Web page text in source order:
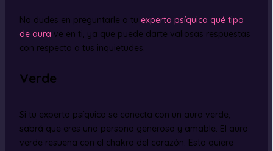
No dudes en preguntarle a tu experto psíquico qué tipo
de aura ve en ti, ya que puede darte valiosas respuestas
con respecto a tus inquietudes.
Verde
Si tu experto psíquico se conecta con un aura verde,
sabrá que eres una persona generosa y amable. El aura
verde resuena con el chakra del corazón. Esto quiere